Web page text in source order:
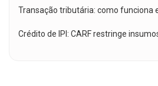
Transação tributária: como funciona
Crédito de IPI: CARF restringe